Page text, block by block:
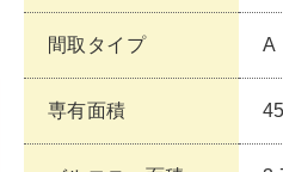
間取タイプ A
専有面積